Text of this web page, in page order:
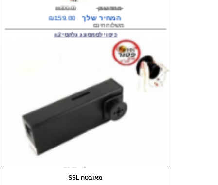
כיסוי לסמסונג גלקסי s2
₪59.00
SSL מאובטח